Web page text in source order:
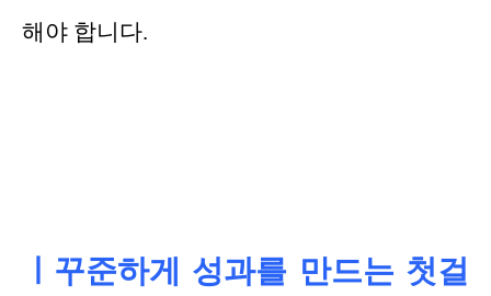
해야 합니다.
ㅣ꾸준하게 성과를 만드는 첫걸